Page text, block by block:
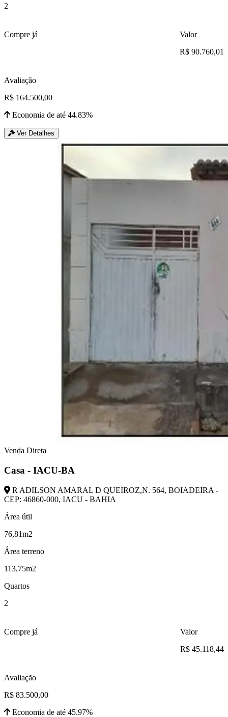
2
Compre já
Valor
R$ 90.760,01
Avaliação
R$ 164.500,00
Economia de até 44.83%
Ver Detalhes
Venda Direta
Casa - IACU-BA
R ADILSON AMARAL D QUEIROZ,N. 564, BOIADEIRA -
CEP: 46860-000, IACU - BAHIA
Área útil
76,81m2
Área terreno
113,75m2
Quartos
2
Compre já
Valor
R$ 45.118,44
Avaliação
R$ 83.500,00
Economia de até 45.97%